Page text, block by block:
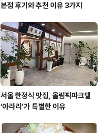
본점 후기와 추천 이유 3가지
서울 한정식 맛집, 올림픽파크텔
‘아라리’가 특별한 이유